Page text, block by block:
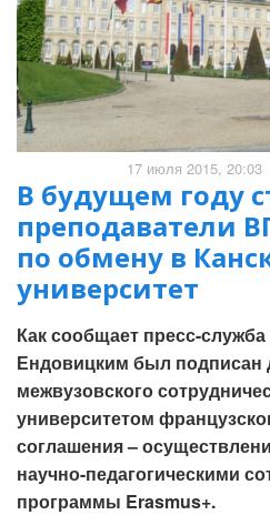
17 июля 2015, 20:03
В будущем году
преподаватели
по обмену в
университет
Как сообщает пресс-
Ендовицким был подписан
межвузовского
университетом
соглашения –
научно-педагогическими
программы Erasmus+.